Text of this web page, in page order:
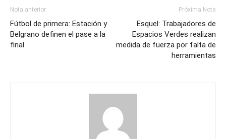
Nota anterior
Fútbol de primera: Estación y
Belgrano definen el pase a la
final
Próxima Nota
Esquel: Trabajadores de
Espacios Verdes realizan
medida de fuerza por falta de
herramientas